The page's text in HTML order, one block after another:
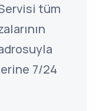
tüm
7/24